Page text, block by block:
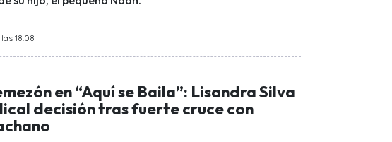
18:08
en “Aquí se Baila”: Lisandra Silva
decisión tras fuerte cruce con